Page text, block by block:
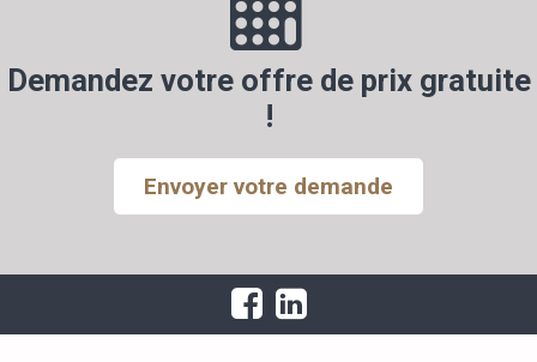
Demandez votre offre de prix gratuite
!
Envoyer votre demande